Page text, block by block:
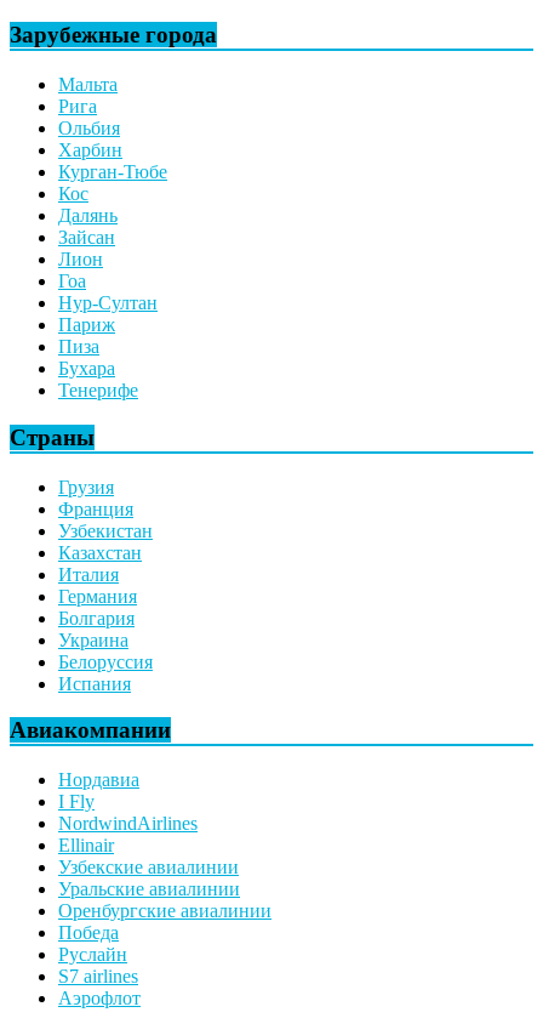
Зарубежные города
Мальта
Рига
Ольбия
Харбин
Курган-Тюбе
Кос
Далянь
Зайсан
Лион
Гоа
Нур-Султан
Париж
Пиза
Бухара
Тенерифе
Страны
Грузия
Франция
Узбекистан
Казахстан
Италия
Германия
Болгария
Украина
Белоруссия
Испания
Авиакомпании
Нордавиа
I Fly
NordwindAirlines
Ellinair
Узбекские авиалинии
Уральские авиалинии
Оренбургские авиалинии
Победа
Руслайн
S7 airlines
Аэрофлот